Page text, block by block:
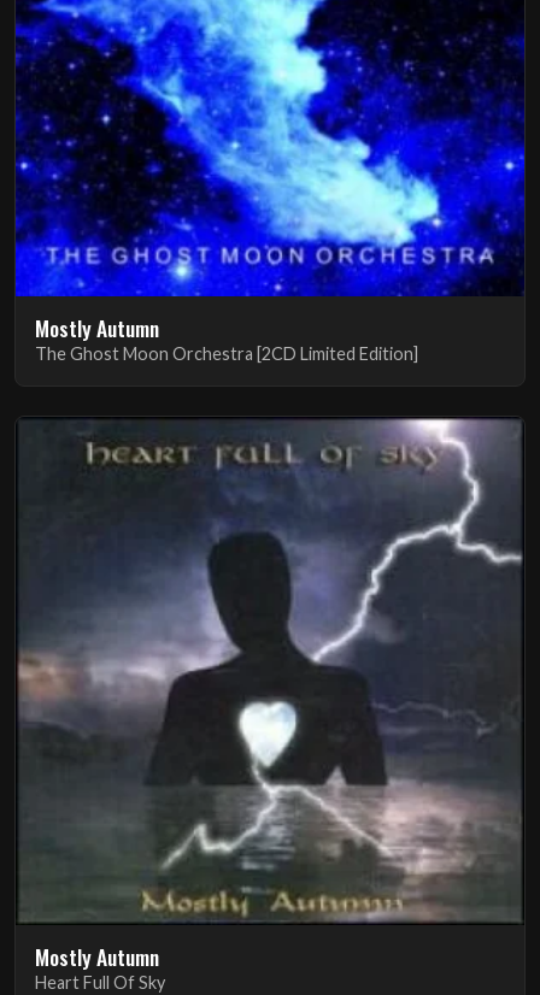
Mostly Autumn
The Ghost Moon Orchestra [2CD Limited Edition]
Mostly Autumn
Heart Full Of Sky